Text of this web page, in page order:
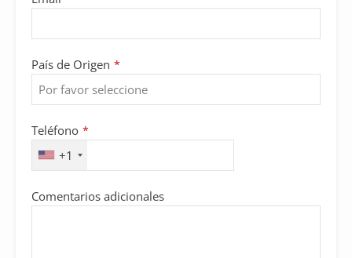
País de Origen *
Teléfono *
+1
Comentarios adicionales